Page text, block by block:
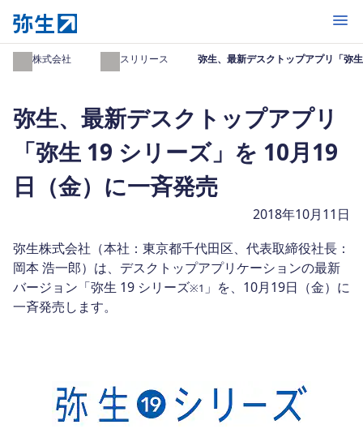
開く
弥生株式会社 プレスリリース 弥生、最新デスクトップアプリ「弥
弥生、最新デスクトップアプリ
「弥生 19 シリーズ」を 10月19
日（金）に一斉発売
2018年10月11日
弥生株式会社（本社：東京都千代田区、代表取締役社長：
岡本 浩一郎）は、デスクトップアプリケーションの最新
バージョン「弥生 19 シリーズ※1 」を、10月19日（金）に
一斉発売します。